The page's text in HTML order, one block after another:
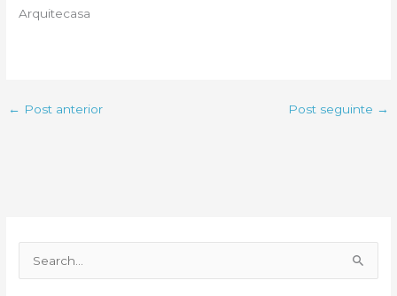
Arquitecasa
← Post anterior Post seguinte →
e